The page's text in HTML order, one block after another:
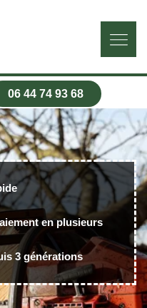
06 44 74 93 68
en plusieurs
3 générations